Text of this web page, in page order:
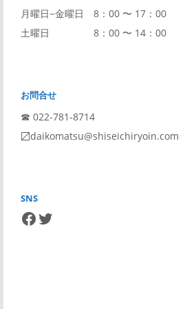
月曜日−金曜日 8：00 〜 17：00
土曜日 8：00 〜 14：00
お問合せ
☎︎ 022-781-8714
〼daikomatsu@shiseichiryoin.com
SNS